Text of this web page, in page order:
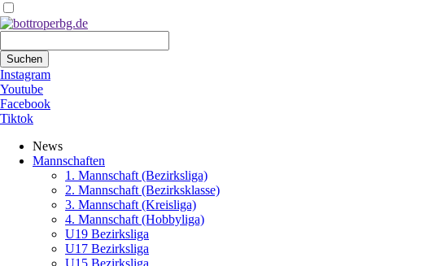
Suchen
Instagram
Youtube
Facebook
Tiktok
überspringen
News
Mannschaften
1. Mannschaft (Bezirksliga)
2. Mannschaft (Bezirksklasse)
3. Mannschaft (Kreisliga)
4. Mannschaft (Hobbyliga)
U19 Bezirksliga
U17 Bezirksliga
U15 Bezirksliga